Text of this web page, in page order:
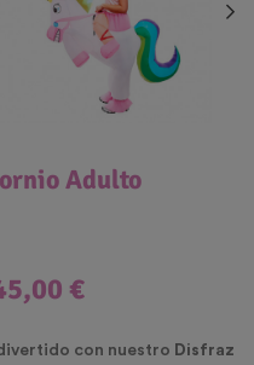
Adulto
€
con nuestro Disfraz